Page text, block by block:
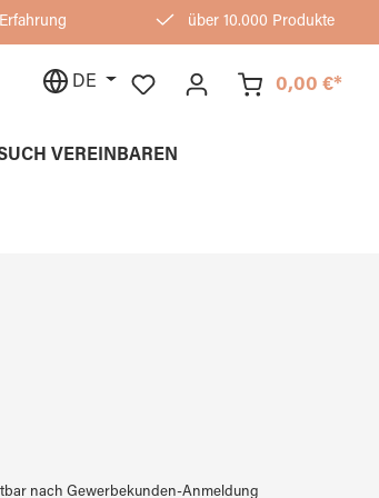
über 10.000 Produkte
DE 0,00 €*
VEREINBAREN
nach Gewerbekunden-Anmeldung